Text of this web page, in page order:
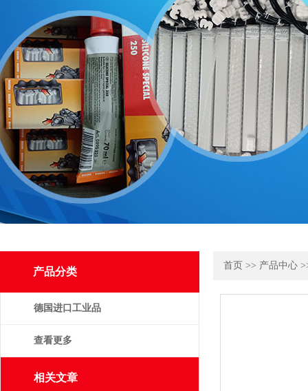
产品分类
德国进口工业品
查看更多
相关文章
首页 >> 产品中心